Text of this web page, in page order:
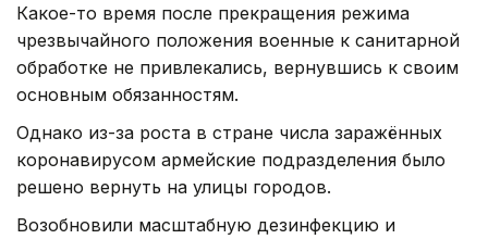
Какое-то время после прекращения режима
чрезвычайного положения военные к санитарной
обработке не привлекались, вернувшись к своим
основным обязанностям.
Однако из-за роста в стране числа заражённых
коронавирусом армейские подразделения было
решено вернуть на улицы городов.
Возобновили масштабную дезинфекцию и